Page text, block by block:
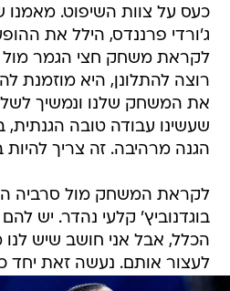
כעס על צוות השיפוט.
ג'ורדי פרננדס, הילל את
לקראת משחק חצי הגמר מול
רוצה להתלונן, היא מוזמנת
את המשחק שלנו ונמשיך
שעשינו עבודה טובה הגנתית,
הגנה מרהיבה. זה צריך להיות
לקראת המשחק מול סרביה
בוגדנוביץ' קלעי נהדר. יש
הכלל, אבל אני חושב שיש לנו
לעצור אותם. נעשה זאת יחד